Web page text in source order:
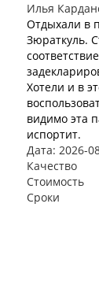
Илья
Отдыхали в
Зюраткуль.
Хотели и в
видимо эта
испортит.
Дата: 2026-
Качество
Стоимость
Сроки